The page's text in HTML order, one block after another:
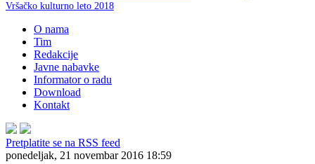
Vršačko kulturno leto 2018
O nama
Tim
Redakcije
Javne nabavke
Informator o radu
Download
Kontakt
Pretplatite se na RSS feed
ponedeljak, 21 novembar 2016 18:59